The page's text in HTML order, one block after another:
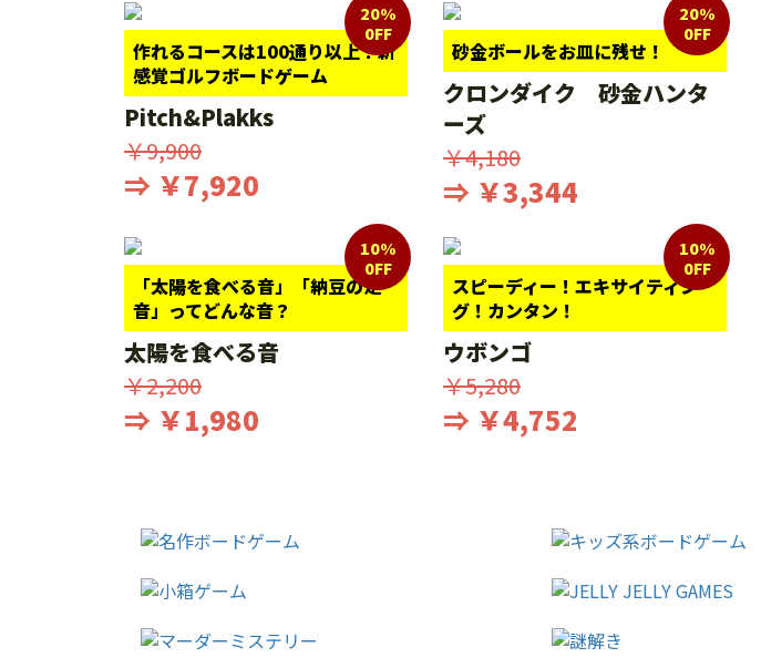
作れるコースは100通り以上！新
感覚ゴルフボードゲーム
20%
0FF
Pitch&Plakks
￥9,900
⇒ ￥7,920
砂金ボールをお皿に残せ！
20%
0FF
クロンダイク 砂金ハンタ
ーズ
￥4,180
⇒ ￥3,344
「太陽を食べる音」「納豆の足
音」ってどんな音？
10%
0FF
太陽を食べる音
￥2,200
⇒ ￥1,980
スピーディー！エキサイティン
グ！カンタン！
10%
0FF
ウボンゴ
￥5,280
⇒ ￥4,752